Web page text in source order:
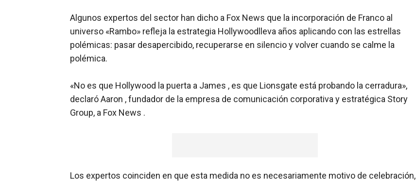
Algunos expertos del sector han dicho a Fox News que la incorporación de Franco al
universo «Rambo» refleja la estrategia Hollywoodlleva años aplicando con las estrellas
polémicas: pasar desapercibido, recuperarse en silencio y volver cuando se calme la
polémica.
«No es que Hollywood la puerta a James , es que Lionsgate está probando la cerradura»,
declaró Aaron , fundador de la empresa de comunicación corporativa y estratégica Story
Group, a Fox News .
Los expertos coinciden en que esta medida no es necesariamente motivo de celebración,